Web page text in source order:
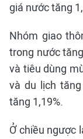
giá nước tăng
Nhóm giao
trong nước
và tiêu dùng
và du lịch
tăng 1,19%.
Ở chiều ngược